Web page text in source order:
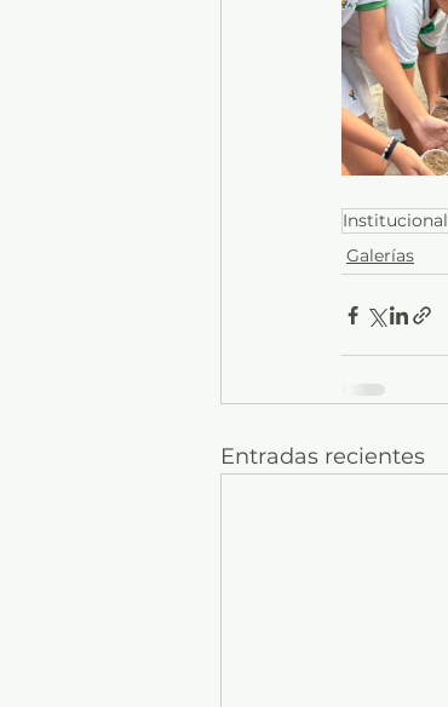
Institucional
Galerías
Entradas recientes